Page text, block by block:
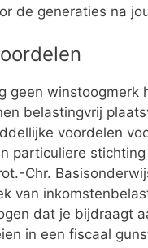
de generaties na
geen winstoogmerk
belastingvrij
voordelen
particuliere stichting
Chr.
van
dat je bijdraagt
in een fiscaal